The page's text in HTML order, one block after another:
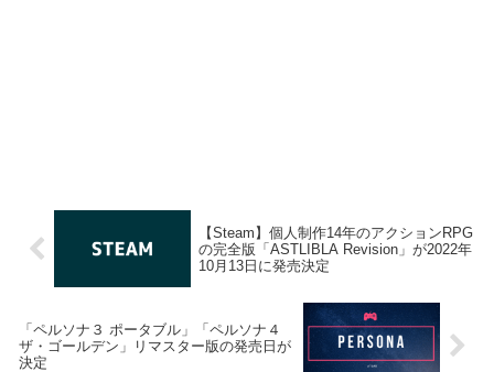
【Steam】個人制作14年のアクションRPG
の完全版「ASTLIBLA Revision」が2022年
10月13日に発売決定
「ペルソナ３ ポータブル」「ペルソナ４
ザ・ゴールデン」リマスター版の発売日が
決定